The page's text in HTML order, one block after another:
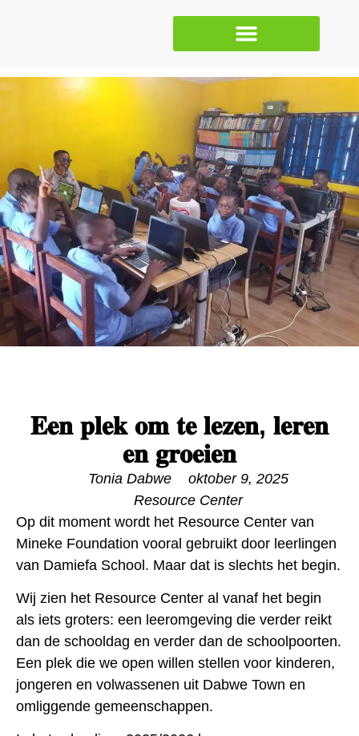
𝐄𝐞𝐧 𝐩𝐥𝐞𝐤 𝐨𝐦 𝐭𝐞 𝐥𝐞𝐳𝐞𝐧, 𝐥𝐞𝐫𝐞𝐧
𝐞𝐧 𝐠𝐫𝐨𝐞𝐢𝐞𝐧
Tonia Dabwe
oktober 9, 2025
Resource Center
Op dit moment wordt het Resource Center van
Mineke Foundation vooral gebruikt door leerlingen
van Damiefa School. Maar dat is slechts het begin.
Wij zien het Resource Center al vanaf het begin
als iets groters: een leeromgeving die verder reikt
dan de schooldag en verder dan de schoolpoorten.
Een plek die we open willen stellen voor kinderen,
jongeren en volwassenen uit Dabwe Town en
omliggende gemeenschappen.